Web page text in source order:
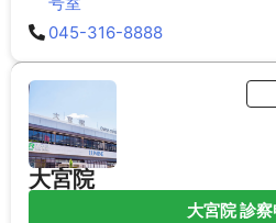
045-316-8888
大宮院
大宮院 診